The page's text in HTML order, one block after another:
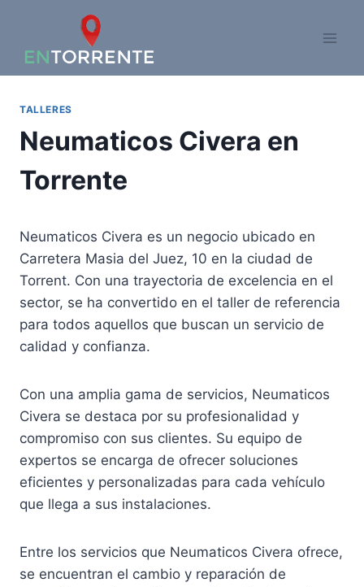
contenido
TALLERES
Neumaticos Civera en
Torrente
Neumaticos Civera es un negocio ubicado en
Carretera Masia del Juez, 10 en la ciudad de
Torrent. Con una trayectoria de excelencia en el
sector, se ha convertido en el taller de referencia
para todos aquellos que buscan un servicio de
calidad y confianza.
Con una amplia gama de servicios, Neumaticos
Civera se destaca por su profesionalidad y
compromiso con sus clientes. Su equipo de
expertos se encarga de ofrecer soluciones
eficientes y personalizadas para cada vehículo
que llega a sus instalaciones.
Entre los servicios que Neumaticos Civera ofrece,
se encuentran el cambio y reparación de